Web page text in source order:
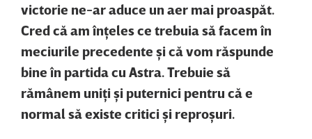
victorie ne-ar aduce un aer mai proaspăt.
Cred că am înţeles ce trebuia să facem în
meciurile precedente şi că vom răspunde
bine în partida cu Astra. Trebuie să
rămânem uniţi şi puternici pentru că e
normal să existe critici şi reproşuri.